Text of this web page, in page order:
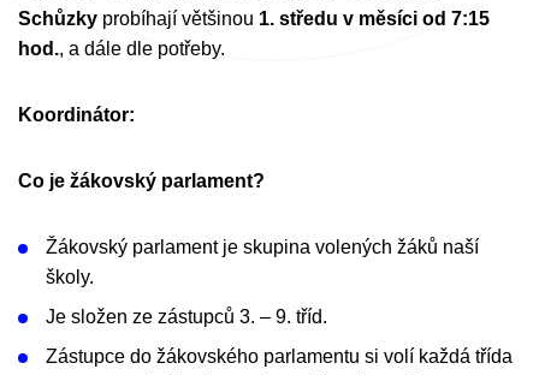
Schůzky probíhají většinou 1. středu v měsíci od 7:15
hod., a dále dle potřeby.
Koordinátor:
Co je žákovský parlament?
Žákovský parlament je skupina volených žáků naší
školy.
Je složen ze zástupců 3. – 9. tříd.
Zástupce do žákovského parlamentu si volí každá třída